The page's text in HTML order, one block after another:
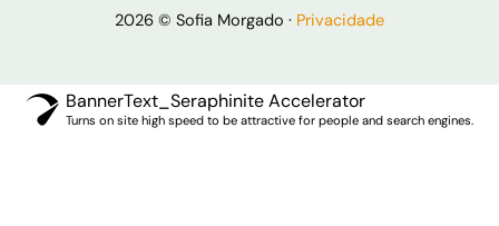
2026 © Sofia Morgado · Privacidade
BannerText_Seraphinite Accelerator
Turns on site high speed to be attractive for people and search engines.